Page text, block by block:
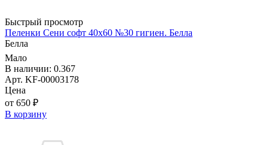
Быстрый просмотр
Пеленки Сени софт 40х60 №30 гигиен. Белла
Белла
Мало
В наличии: 0.367
Арт. KF-00003178
Цена
от 650 ₽
В корзину